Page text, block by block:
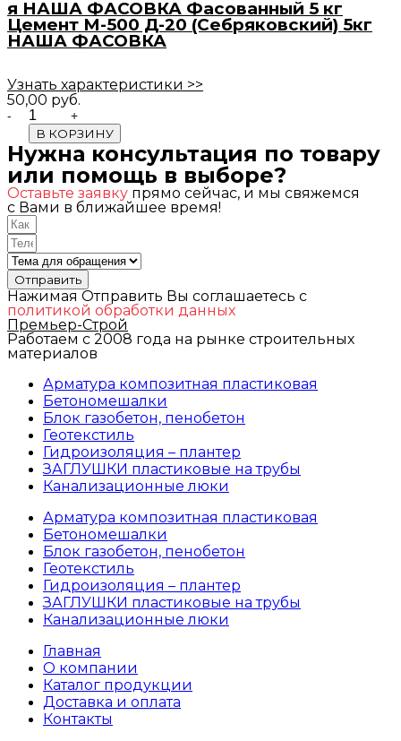
я НАША ФАСОВКА Фасованный 5 кг
Цемент М-500 Д-20 (Себряковский) 5кг
НАША ФАСОВКА
Узнать характеристики >>
50,00 руб.
Quantity
В КОРЗИНУ
Нужна консультация по товару
или помощь в выборе?
Оставьте заявку прямо сейчас, и мы свяжемся
с Вами в ближайшее время!
Отправить
Нажимая Отправить Вы соглашаетесь с
политикой обработки данных
Премьер-Строй
Работаем с 2008 года на рынке строительных
материалов
Арматура композитная пластиковая
Бетономешалки
Блок газобетон, пенобетон
Геотекстиль
Гидроизоляция – плантер
ЗАГЛУШКИ пластиковые на трубы
Канализационные люки
Арматура композитная пластиковая
Бетономешалки
Блок газобетон, пенобетон
Геотекстиль
Гидроизоляция – плантер
ЗАГЛУШКИ пластиковые на трубы
Канализационные люки
Главная
О компании
Каталог продукции
Доставка и оплата
Контакты